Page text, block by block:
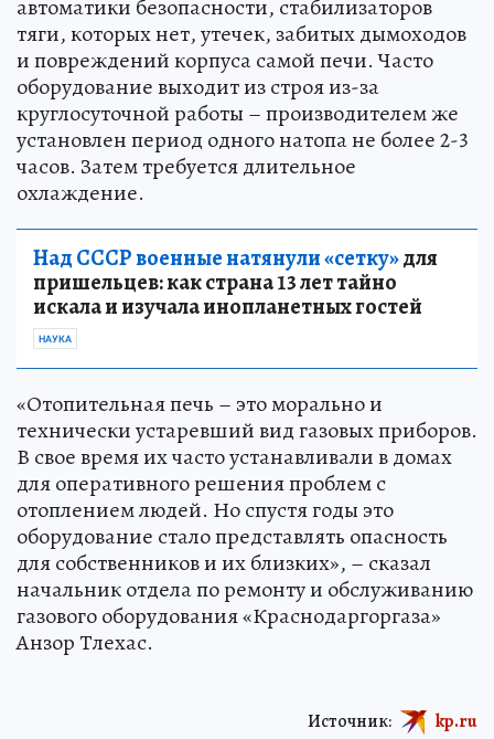
автоматики безопасности, стабилизаторов
тяги, которых нет, утечек, забитых дымоходов
и повреждений корпуса самой печи. Часто
оборудование выходит из строя из-за
круглосуточной работы – производителем же
установлен период одного натопа не более 2-3
часов. Затем требуется длительное
охлаждение.
Над СССР военные натянули «сетку»для
пришельцев: как страна 13 лет тайно
искала и изучала инопланетных гостей
НАУКА
«Отопительная печь – это морально и
технически устаревший вид газовых приборов.
В свое время их часто устанавливали в домах
для оперативного решения проблем с
отоплением людей. Но спустя годы это
оборудование стало представлять опасность
для собственников и их близких», – сказал
начальник отдела по ремонту и обслуживанию
газового оборудования «Краснодаргоргаза»
Анзор Тлехас.
Источник: kp.ru